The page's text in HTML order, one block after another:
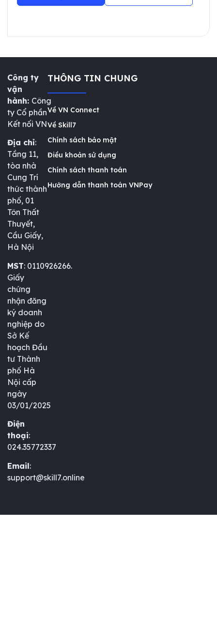
Công ty
vận
hành: Công
ty Cổ phần
Kết nối VN
Địa chỉ:
Tầng 11,
tòa nhà
Cung Trí
thức thành
phố, 01
Tôn Thất
Thuyết,
Cầu Giấy,
Hà Nội
MST: 0110926266.
Giấy
chứng
nhận đăng
ký doanh
nghiệp do
Sở Kế
hoạch Đầu
tư Thành
phố Hà
Nội cấp
ngày
03/01/2025
Điện
thoại:
024.35772337
Email:
support@skill7.online
THÔNG TIN CHUNG
Về VN Connect
Về Skill7
Chính sách bảo mật
Điều khoản sử dụng
Chính sách thanh toán
Hướng dẫn thanh toán VNPay